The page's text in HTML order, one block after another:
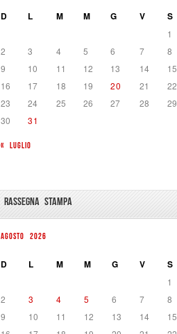
D L M M G V S
« LUGLIO
1
2
3 4 5 6 7
8
9
10 11 12 13 14
15
16
17 18 19 20 21
22
23
24 25 26 27 28
29
30
31
RASSEGNA STAMPA
AGOSTO 2026
D L M M G V S
1
2
3 4 5 6 7
8
9
10 11 12 13 14
15